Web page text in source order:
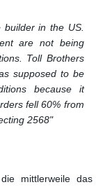
in the US.
are not being
Toll Brothers
supposed to be
because it
fell 60% from
2568"
mittlerweile das